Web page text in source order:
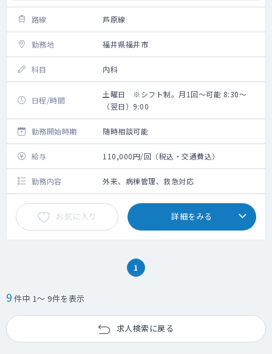
路線 芦原線
勤務地 福井県福井市
科目 内科
日程/時間
土曜日 ※シフト制。月1回～可能 8:30～
（翌日）9:00
勤務開始時期 随時相談可能
給与 110,000円/回（税込・交通費込）
勤務内容 外来、病棟管理、救急対応
お気に入り 詳細をみる
1
9 件中 1～ 9件を表示
求人検索に戻る